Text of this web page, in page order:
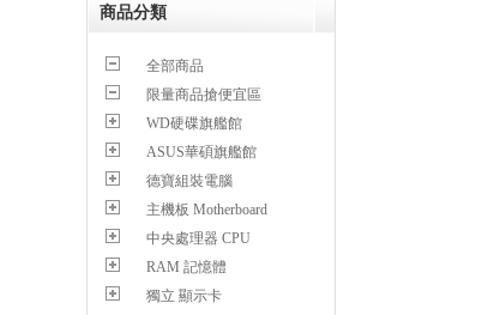
商品分類
全部商品
限量商品搶便宜區
WD硬碟旗艦館
ASUS華碩旗艦館
德寶組裝電腦
主機板 Motherboard
中央處理器 CPU
RAM 記憶體
獨立 顯示卡